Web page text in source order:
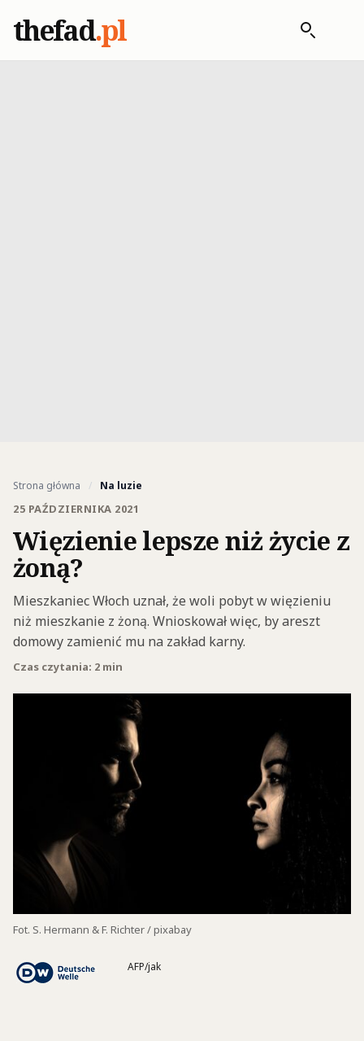
thefad.pl
Strona główna / Na luzie
25 PAŹDZIERNIKA 2021
Więzienie lepsze niż życie z
żoną?
Mieszkaniec Włoch uznał, że woli pobyt w więzieniu
niż mieszkanie z żoną. Wnioskował więc, by areszt
domowy zamienić mu na zakład karny.
Czas czytania: 2 min
Fot. S. Hermann & F. Richter / pixabay
AFP/jak